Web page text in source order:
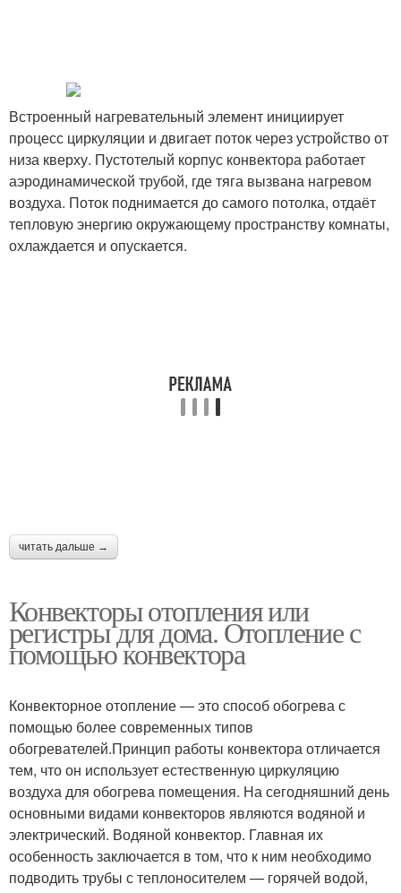
Встроенный нагревательный элемент инициирует
процесс циркуляции и двигает поток через устройство от
низа кверху. Пустотелый корпус конвектора работает
аэродинамической трубой, где тяга вызвана нагревом
воздуха. Поток поднимается до самого потолка, отдаёт
тепловую энергию окружающему пространству комнаты,
охлаждается и опускается.
читать дальше →
Конвекторы отопления или
регистры для дома. Отопление с
помощью конвектора
Конвекторное отопление — это способ обогрева с
помощью более современных типов
обогревателей.Принцип работы конвектора отличается
тем, что он использует естественную циркуляцию
воздуха для обогрева помещения. На сегодняшний день
основными видами конвекторов являются водяной и
электрический. Водяной конвектор. Главная их
особенность заключается в том, что к ним необходимо
подводить трубы с теплоносителем — горячей водой,